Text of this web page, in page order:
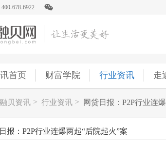
678-6922
首页 财富学院 行业资讯 走
融贝资讯 > 行业资讯 > 网贷日报：P2P行业连
报：P2P行业连爆两起“后院起火”案